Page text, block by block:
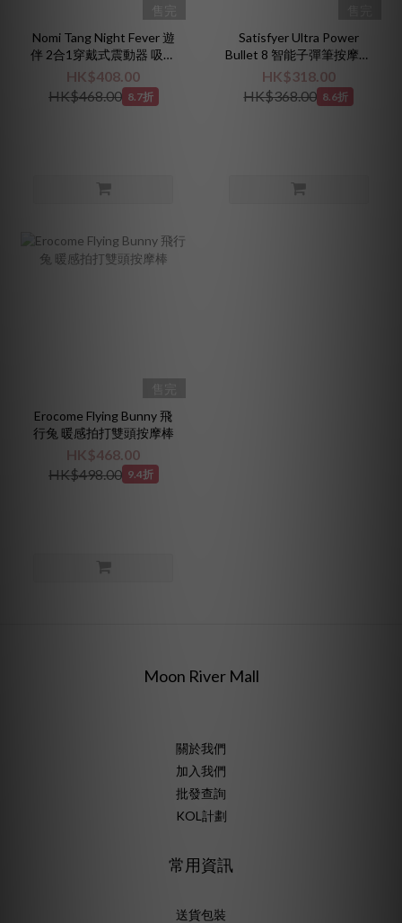
Nomi Tang Night Fever 遊
伴 2合1穿戴式震動器 吸吮
器
HK$408.00
HK$468.00 8.7折
Satisfyer Ultra Power
Bullet 8 智能子彈筆按摩棒
紫色
HK$318.00
HK$368.00 8.6折
Erocome Flying Bunny 飛
行兔 暖感拍打雙頭按摩棒
HK$468.00
HK$498.00 9.4折
Moon River Mall
關於我們
加入我們
批發查詢
KOL計劃
常用資訊
送貨包裝